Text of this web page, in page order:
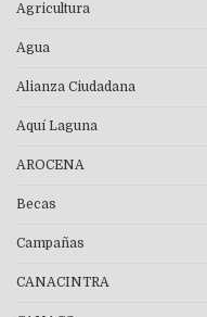
Agricultura
Agua
Alianza Ciudadana
Aquí Laguna
AROCENA
Becas
Campañas
CANACINTRA